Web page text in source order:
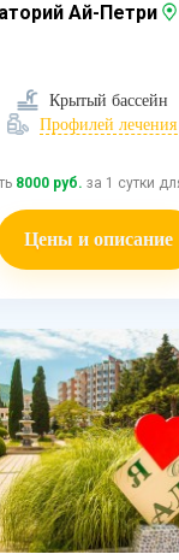
Ай-Петри
Крытый бассейн
Профилей
8000 руб. за 1 сутки
Цены и описание